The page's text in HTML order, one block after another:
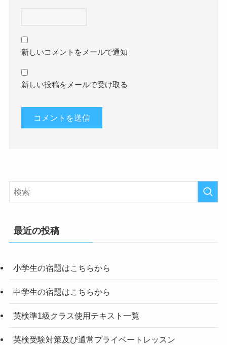
新しいコメントをメールで通知
新しい投稿をメールで受け取る
最近の投稿
小学生の宿題はこちらから
中学生の宿題はこちらから
英検準1級クラス使用テキスト一覧
英検受験対策及び通常プライベートレッスン